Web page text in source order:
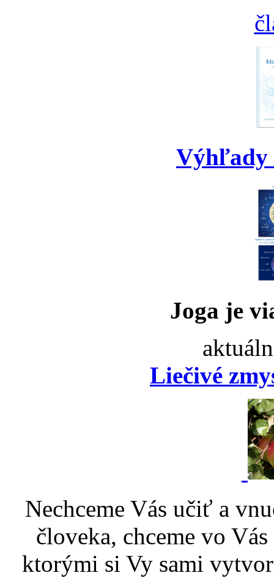
Výhľady
Joga je
Liečivé
Nechceme Vás učiť a
človeka, chceme vo
ktorými si Vy sami